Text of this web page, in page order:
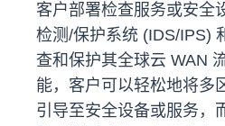
客户部署检查服务或安全
检测/保护系统 (IDS/IPS)
查和保护其全球云 WAN
能，客户可以轻松地将多
引导至安全设备或服务，